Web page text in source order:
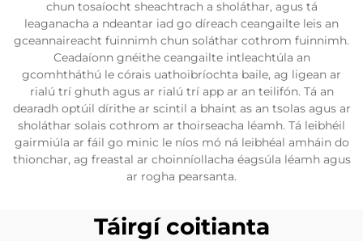
chun tosaíocht sheachtrach a sholáthar, agus tá
leaganacha a ndeantar iad go díreach ceangailte leis an
gceannaireacht fuinnimh chun soláthar cothrom fuinnimh.
Ceadaíonn gnéithe ceangailte intleachtúla an
gcomhtháthú le córais uathoibríochta baile, ag ligean ar
rialú trí ghuth agus ar rialú trí app ar an teilifón. Tá an
dearadh optúil dírithe ar scintil a bhaint as an tsolas agus ar
sholáthar solais cothrom ar thoirseacha léamh. Tá leibhéil
gairmiúla ar fáil go minic le níos mó ná leibhéal amháin do
thionchar, ag freastal ar choinníollacha éagsúla léamh agus
ar rogha pearsanta.
Táirgí coitianta